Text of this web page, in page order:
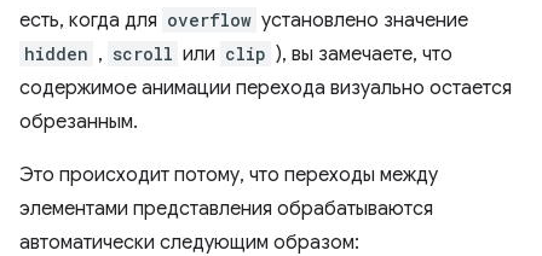
есть, когда для overflow установлено значение
hidden , scroll или clip ), вы замечаете, что
содержимое анимации перехода визуально остается
обрезанным.
Это происходит потому, что переходы между
элементами представления обрабатываются
автоматически следующим образом: